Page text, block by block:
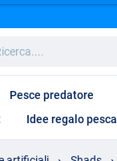
Pesce predatore
Idee regalo pesca